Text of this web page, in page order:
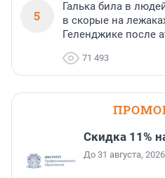
5
Галька била в
в скорые на
Геленджике после
71 493
Скидка 11%
До 31 августа, 2026